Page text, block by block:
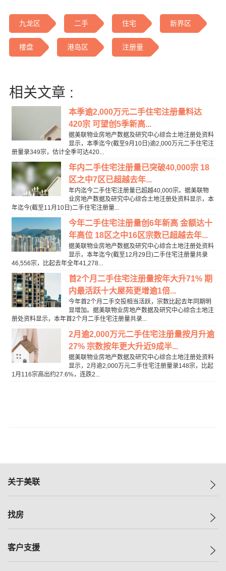
九龙区 二手 住宅 新界区
楼盘 港岛区 注册量
相关文章 :
本季逾2,000万元二手住宅注册量料达
420宗 可望创5季新高...
据美联物业房地产数据及研究中心综合土地注册处资料
显示，本季迄今(截至9月10日)逾2,000万元二手住宅注
册量录349宗，估计全季可达420...
年内二手住宅注册量已突破40,000宗 18
区之中7区已超越去年...
年内迄今二手住宅注册量已超越40,000宗。据美联物
业房地产数据及研究中心综合土地注册处资料显示，本
年迄今(截至11月10日)二手住宅注册量...
今年二手住宅注册量创6年新高 金额达十
年高位 18区之中16区宗数已超越去年...
据美联物业房地产数据及研究中心综合土地注册处资料
显示，本年迄今(截至12月29日)二手住宅注册量共录
46,556宗，比起去年全年41,278...
首2个月二手住宅注册量按年大升71% 期
内最活跃十大屋苑更增逾1倍...
今年首2个月二手交投相当活跃，宗数比起去年同期明
显增加。据美联物业房地产数据及研究中心综合土地注
册处资料显示，本年首2个月二手住宅注册量共录...
2月逾2,000万元二手住宅注册量按月升逾
27% 宗数按年更大升近9成半...
据美联物业房地产数据及研究中心综合土地注册处资料
显示，2月逾2,000万元二手住宅注册量录148宗，比起
1月116宗高出约27.6%，连跌2...
关于美联
美联集团
人才招募
找房
一手新房
客户支援